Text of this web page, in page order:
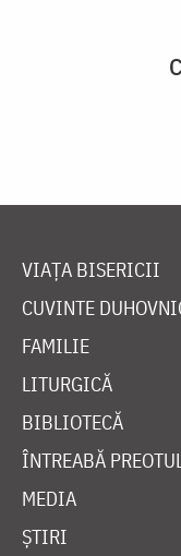
VIAȚA BISERICII
CUVINTE
FAMILIE
LITURGICĂ
BIBLIOTECĂ
ÎNTREABĂ
MEDIA
ȘTIRI